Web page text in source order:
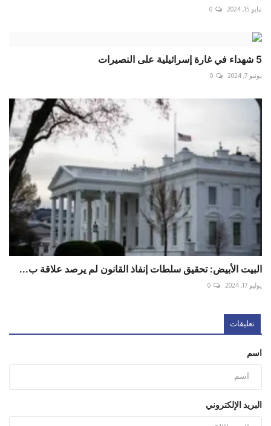
مايو 15, 2024 0
5 شهداء في غارة إسرائيلية على النصيرات
يونيو 7, 2024 0
البيت الأبيض: تحقيق سلطات إنفاذ القانون لم يرصد علاقة ب...
يوليو 17, 2024 0
تعليقات
اسم
البريد الإلكتروني